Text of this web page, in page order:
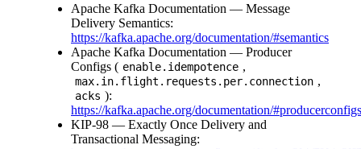
Apache Kafka Documentation — Message
Delivery Semantics:
https://kafka.apache.org/documentation/#semantics
Apache Kafka Documentation — Producer
Configs ( enable.idempotence ,
max.in.flight.requests.per.connection ,
acks ):
https://kafka.apache.org/documentation/#producerconfigs
KIP-98 — Exactly Once Delivery and
Transactional Messaging: